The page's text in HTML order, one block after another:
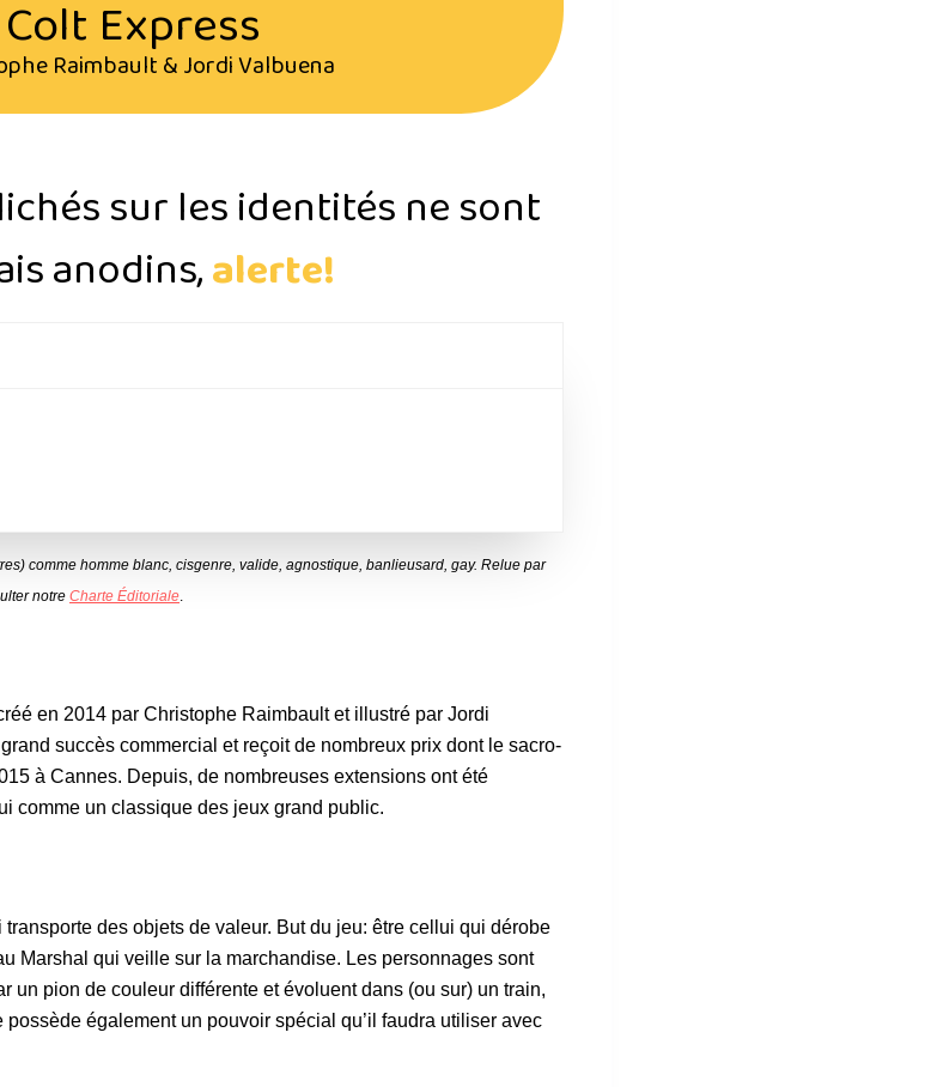
Colt Express
Raimbault & Jordi Valbuena
sur les identités ne sont
anodins,alerte!
comme homme blanc, cisgenre, valide, agnostique, banlieusard, gay. Relue par
notre Charte Éditoriale
en 2014 par Christophe Raimbault et illustré par Jordi
succès commercial et reçoit de nombreux prix dont le sacro-
à Cannes. Depuis, de nombreuses extensions ont été
comme un classique des jeux grand public.
transporte des objets de valeur. But du jeu: être cellui qui dérobe
Marshal qui veille sur la marchandise. Les personnages sont
un pion de couleur différente et évoluent dans (ou sur) un train,
possède également un pouvoir spécial qu’il faudra utiliser avec